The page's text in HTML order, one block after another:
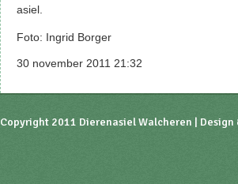
asiel.
Foto: Ingrid Borger
30 november 2011 21:32
Copyright 2011 Dierenasiel Walcheren | Design